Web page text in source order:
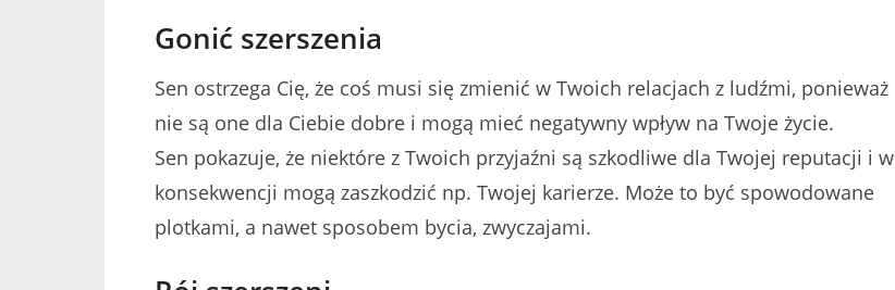
Gonić szerszenia
Sen ostrzega Cię, że coś musi się zmienić w Twoich relacjach z ludźmi, ponieważ
nie są one dla Ciebie dobre i mogą mieć negatywny wpływ na Twoje życie.
Sen pokazuje, że niektóre z Twoich przyjaźni są szkodliwe dla Twojej reputacji i w
konsekwencji mogą zaszkodzić np. Twojej karierze. Może to być spowodowane
plotkami, a nawet sposobem bycia, zwyczajami.